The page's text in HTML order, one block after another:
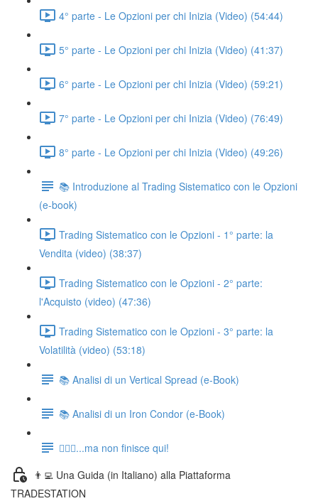
4° parte - Le Opzioni per chi Inizia (Video) (54:44)
5° parte - Le Opzioni per chi Inizia (Video) (41:37)
6° parte - Le Opzioni per chi Inizia (Video) (59:21)
7° parte - Le Opzioni per chi Inizia (Video) (76:49)
8° parte - Le Opzioni per chi Inizia (Video) (49:26)
📚 Introduzione al Trading Sistematico con le Opzioni
(e-book)
Trading Sistematico con le Opzioni - 1° parte: la
Vendita (video) (38:37)
Trading Sistematico con le Opzioni - 2° parte:
l'Acquisto (video) (47:36)
Trading Sistematico con le Opzioni - 3° parte: la
Volatilità (video) (53:18)
📚 Analisi di un Vertical Spread (e-Book)
📚 Analisi di un Iron Condor (e-Book)
🏃🏻‍♂️...ma non finisce qui!
👨‍💻 Una Guida (in Italiano) alla Piattaforma
TRADESTATION